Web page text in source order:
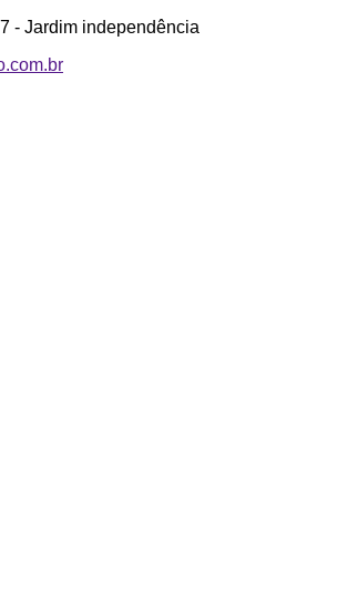
- Jardim independência